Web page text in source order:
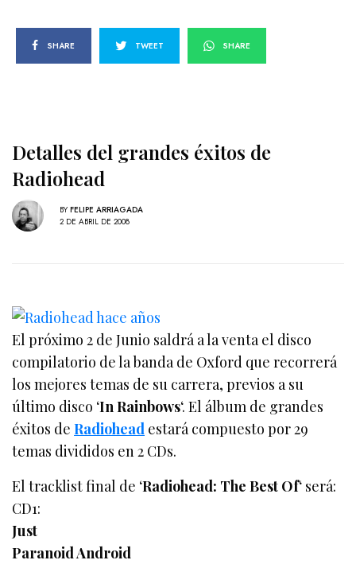
SHARE TWEET SHARE
Detalles del grandes éxitos de
Radiohead
BY FELIPE ARRIAGADA
2 DE ABRIL DE 2008
El próximo 2 de Junio saldrá a la venta el disco
compilatorio de la banda de Oxford que recorrerá
los mejores temas de su carrera, previos a su
último disco ‘In Rainbows‘. El álbum de grandes
éxitos deRadiohead estará compuesto por 29
temas divididos en 2 CDs.
El tracklist final de ‘Radiohead: The Best Of‘ será:
CD1:
Just
Paranoid Android